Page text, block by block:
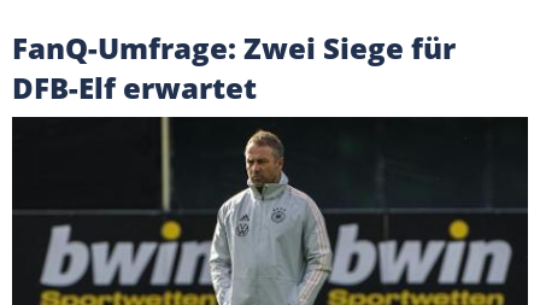
FanQ-Umfrage: Zwei Siege für
DFB-Elf erwartet